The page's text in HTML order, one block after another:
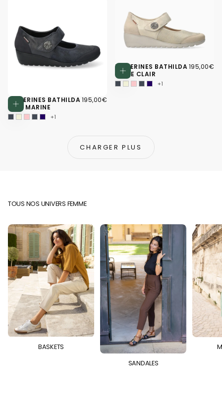
Choisissez des options
BALLERINES BATHILDA
BLEU MARINE
195,00€
PRIX
195,00€
+1
Choisissez
BALLERINES BATHILDA
BEIGE CLAIR
195,00€
PRIX
195,00€
+1
CHARGER PLUS
TOUS NOS UNIVERS FEMME
BASKETS
SANDALES